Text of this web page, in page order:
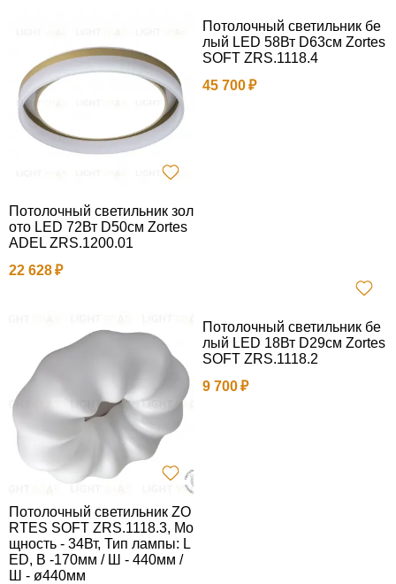
Потолочный светильник зол
ото LED 72Вт D50см Zortes
ADEL ZRS.1200.01
22 628
Потолочный светильник бе
лый LED 58Вт D63см Zortes
SOFT ZRS.1118.4
45 700
Потолочный светильник ZO
RTES SOFT ZRS.1118.3, Мо
щность - 34Вт, Тип лампы: L
ED, В -170мм / Ш - 440мм /
Ш - ø440мм
Потолочный светильник бе
лый LED 18Вт D29см Zortes
SOFT ZRS.1118.2
9 700